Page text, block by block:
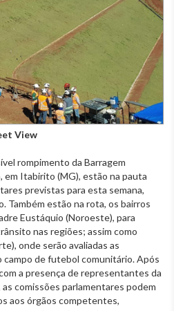
View
rompimento da Barragem
em Itabirito (MG), estão na pauta
previstas para esta semana,
Também estão na rota, os bairros
Eustáquio (Noroeste), para
nas regiões; assim como
onde serão avaliadas as
campo de futebol comunitário. Após
a presença de representantes da
comissões parlamentares podem
aos órgãos competentes,